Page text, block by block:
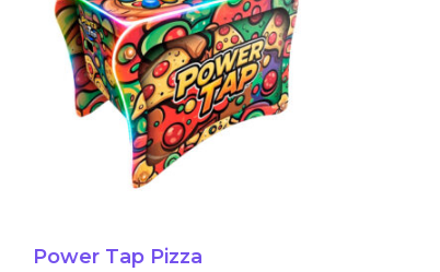
Power Tap Pizza